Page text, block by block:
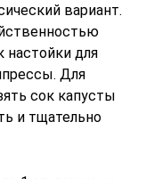
вариант.
настойки для
Для
сок капусты
и тщательно